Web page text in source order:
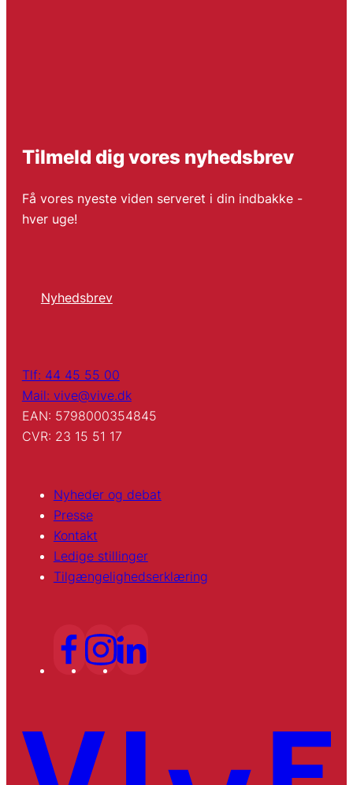
Tilmeld dig vores nyhedsbrev
Få vores nyeste viden serveret i din indbakke -
hver uge!
Nyhedsbrev
Tlf: 44 45 55 00
Mail: vive@vive.dk
EAN: 5798000354845
CVR: 23 15 51 17
Nyheder og debat
Presse
Kontakt
Ledige stillinger
Tilgængelighedserklæring